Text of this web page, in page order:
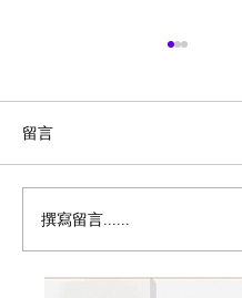
Magic Bullet MBR-
多功能食物料理机/
17件套5.8折
留言
撰寫留言......